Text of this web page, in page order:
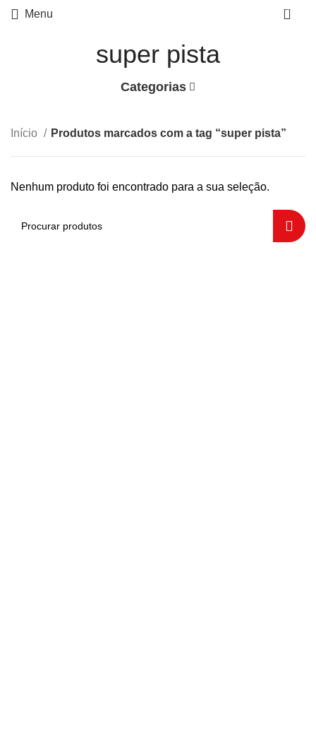
Menu 0
super pista
Categorias
Início Produtos marcados com a tag “super pista”
Nenhum produto foi encontrado para a sua seleção.